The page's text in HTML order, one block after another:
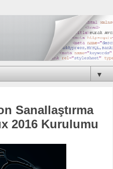
▼
Sanallaştırma
2016 Kurulumu